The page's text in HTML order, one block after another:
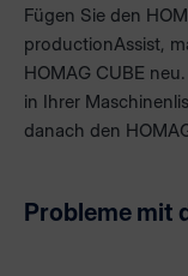
Fügen Sie den
productionAssist,
HOMAG CUBE
in Ihrer
danach den
Probleme mit